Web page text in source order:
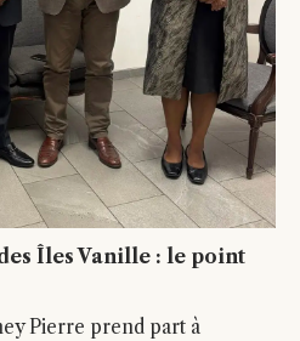
Îles Vanille : le point
Pierre prend part à